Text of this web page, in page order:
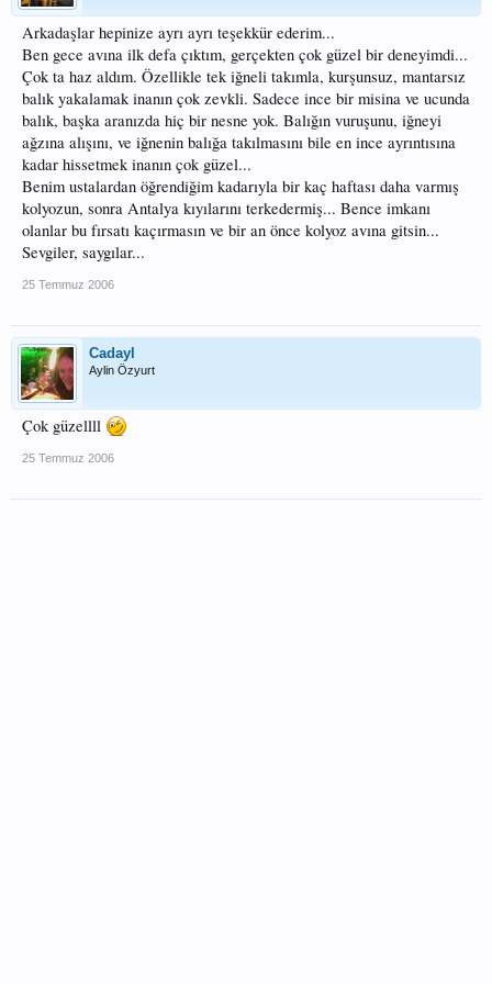
Arkadaşlar hepinize ayrı ayrı teşekkür ederim...
Ben gece avına ilk defa çıktım, gerçekten çok güzel bir deneyimdi...
Çok ta haz aldım. Özellikle tek iğneli takımla, kurşunsuz, mantarsız
balık yakalamak inanın çok zevkli. Sadece ince bir misina ve ucunda
balık, başka aranızda hiç bir nesne yok. Balığın vuruşunu, iğneyi
ağzına alışını, ve iğnenin balığa takılmasını bile en ince ayrıntısına
kadar hissetmek inanın çok güzel...
Benim ustalardan öğrendiğim kadarıyla bir kaç haftası daha varmış
kolyozun, sonra Antalya kıyılarını terkedermiş... Bence imkanı
olanlar bu fırsatı kaçırmasın ve bir an önce kolyoz avına gitsin...
Sevgiler, saygılar...
25 Temmuz 2006
Cadayl
Aylin Özyurt
Çok güzellll
25 Temmuz 2006